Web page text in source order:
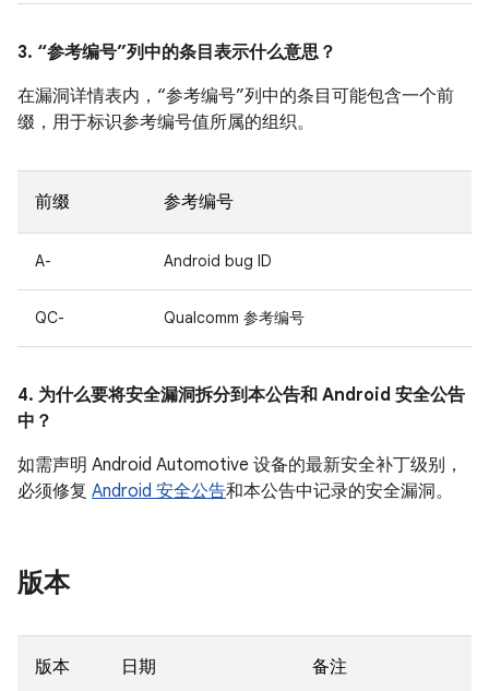
3. “参考编号”列中的条目表示什么意思？
在漏洞详情表内，“参考编号”列中的条目可能包含一个前
缀，用于标识参考编号值所属的组织。
前缀 参考编号
A- Android bug ID
QC- Qualcomm 参考编号
4. 为什么要将安全漏洞拆分到本公告和 Android 安全公告
中？
如需声明 Android Automotive 设备的最新安全补丁级别，
必须修复 Android 安全公告和本公告中记录的安全漏洞。
版本
版本 日期 备注